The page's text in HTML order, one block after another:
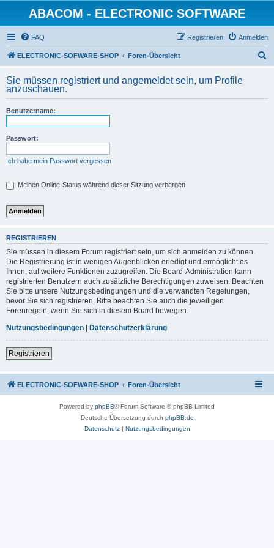
ABACOM - ELECTRONIC SOFTWARE
FAQ Anmelden
Registrieren
ELECTRONIC-SOFWARE-SHOP Foren-Übersicht
h
Sie müssen registriert und angemeldet sein, um Profile
anzuschauen.
Benutzername:
Passwort:
Ich habe mein Passwort vergessen
Meinen Online-Status während dieser Sitzung verbergen
REGISTRIEREN
Sie müssen in diesem Forum registriert sein, um sich anmelden zu können.
Die Registrierung ist in wenigen Augenblicken erledigt und ermöglicht es
Ihnen, auf weitere Funktionen zuzugreifen. Die Board-Administration kann
registrierten Benutzern auch zusätzliche Berechtigungen zuweisen. Beachten
Sie bitte unsere Nutzungsbedingungen und die verwandten Regelungen,
bevor Sie sich registrieren. Bitte beachten Sie auch die jeweiligen
Forenregeln, wenn Sie sich in diesem Board bewegen.
Nutzungsbedingungen
Datenschutzerklärung
Registrieren
ELECTRONIC-SOFWARE-SHOP Foren-Übersicht
Powered by phpBB® Forum Software © phpBB Limited
Deutsche Übersetzung durch phpBB.de
Datenschutz| Nutzungsbedingungen